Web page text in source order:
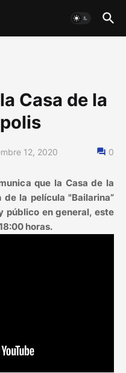
Casa de la
12, 2020 0
que la Casa de la
la película "Bailarina”
público en general, este
horas.